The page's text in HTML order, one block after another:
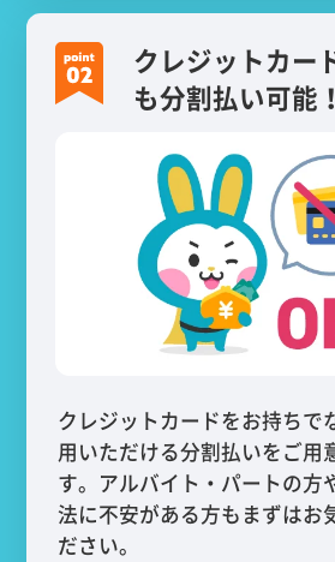
クレジットカー
も分割払い可能！
クレジットカードをお持ちで
用いただける分割払いをご用
す。アルバイト・パートの方
法に不安がある方もまずはお
ださい。